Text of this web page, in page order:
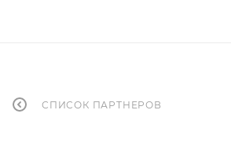
СПИСОК ПАРТНЕРОВ